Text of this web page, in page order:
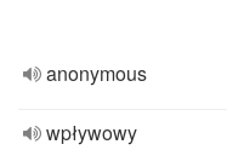
anonymous
wpływowy